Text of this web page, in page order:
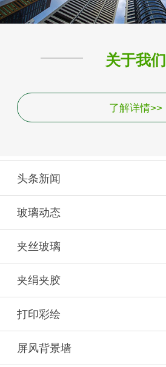
关于我们
了解详情>>
头条新闻
玻璃动态
夹丝玻璃
夹绢夹胶
打印彩绘
屏风背景墙